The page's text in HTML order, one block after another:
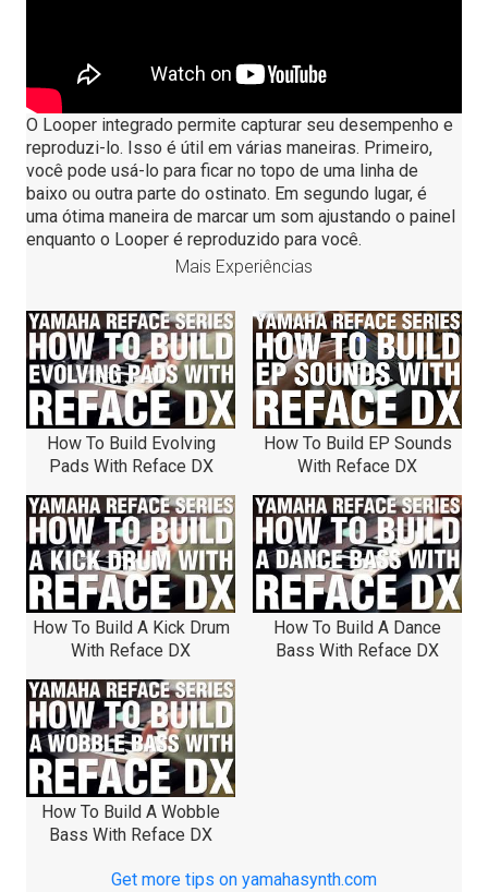
O Looper integrado permite capturar seu desempenho e
reproduzi-lo. Isso é útil em várias maneiras. Primeiro,
você pode usá-lo para ficar no topo de uma linha de
baixo ou outra parte do ostinato. Em segundo lugar, é
uma ótima maneira de marcar um som ajustando o painel
enquanto o Looper é reproduzido para você.
Mais Experiências
How To Build Evolving
Pads With Reface DX
How To Build EP Sounds
With Reface DX
How To Build A Kick Drum
With Reface DX
How To Build A Dance
Bass With Reface DX
How To Build A Wobble
Bass With Reface DX
Get more tips on yamahasynth.com